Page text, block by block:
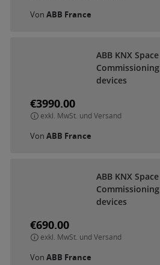
Von ABB France
ABB KNX Space
Commissioning
devices
€3990.00
exkl. MwSt. und Versand
Von ABB France
ABB KNX Space
Commissioning
devices
€690.00
exkl. MwSt. und Versand
Von ABB France